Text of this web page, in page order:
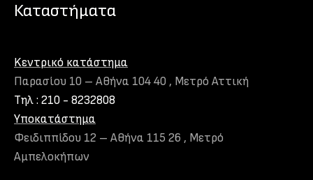
σελίδα
Καταστήματα
Kεντρικό κατάστημα
Παρασίου 10 – Αθήνα 104 40 , Μετρό Αττική
Τηλ : 210 - 8232808
Υποκατάστημα
Φειδιππίδου 12 – Αθήνα 115 26 , Μετρό
Αμπελοκήπων